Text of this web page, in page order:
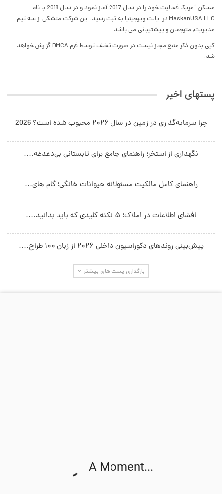
مسکن آمریکا فعالیت خود را در سال 2017 آغاز نمود و در سال 2018 با نام
MaskanUSA LLC در ایالت ویرجینیا به ثبت رسید. این شرکت متشکل از سه تیم
مدیریت, مترجمان و پیشتیبانی می باشد…
کپی بدون ذکر منبع مجاز نیست.در صورت تخلف توسط فرم DMCA گزارش خواهد
شد.
پستهای اخیر
چرا سرمایه‌گذاری در زمین در سال ۲۰۲۶ محبوب شده است؟ 2026
نگهداری از استخر؛ راهنمای جامع برای تابستانی بی‌دغدغه.…
راهنمای کامل مالکیت مسئولانه حیوانات خانگی؛ گام های…
افشای اطلاعات در املاک؛ ۵ نکته کلیدی که باید بدانید.…
پیش‌بینی روندهای دکوراسیون داخلی ۲۰۲۶ از زبان ۱۰۰ طراح.…
بارگذاری پست های بیشتر
سه دلیل برای این که چرا وضعیت فعلی یک بحران برای